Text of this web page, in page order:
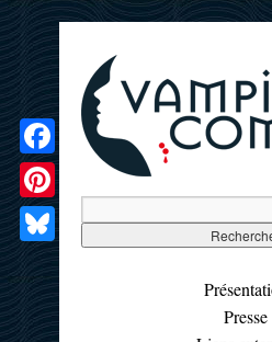
Presse
Facebook
Pinterest
Bluesky